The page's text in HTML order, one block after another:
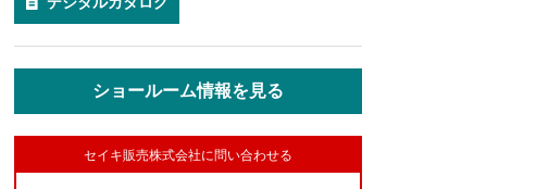
ショールーム情報を見る
セイキ販売株式会社に問い合わせる